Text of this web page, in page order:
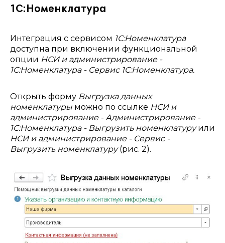
1С:Номенклатура
Интеграция с сервисом 1С:Номенклатура
доступна при включении функциональной
опции НСИ и администрирование -
1С:Номенклатура - Сервис 1С:Номенклатура.
Открыть форму Выгрузка данных
номенклатуры можно по ссылке НСИ и
администрирование - Администрирование -
1С:Номенклатура - Выгрузить номенклатуруили
НСИ и администрирование - Сервис -
Выгрузить номенклатуру(рис. 2).